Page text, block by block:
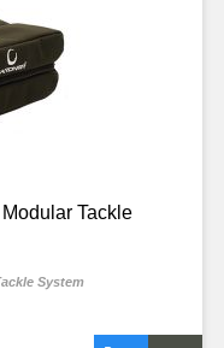
Tackle
System